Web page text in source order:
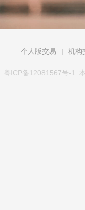
个人版交易 | 机构
粤ICP备12081567号-1